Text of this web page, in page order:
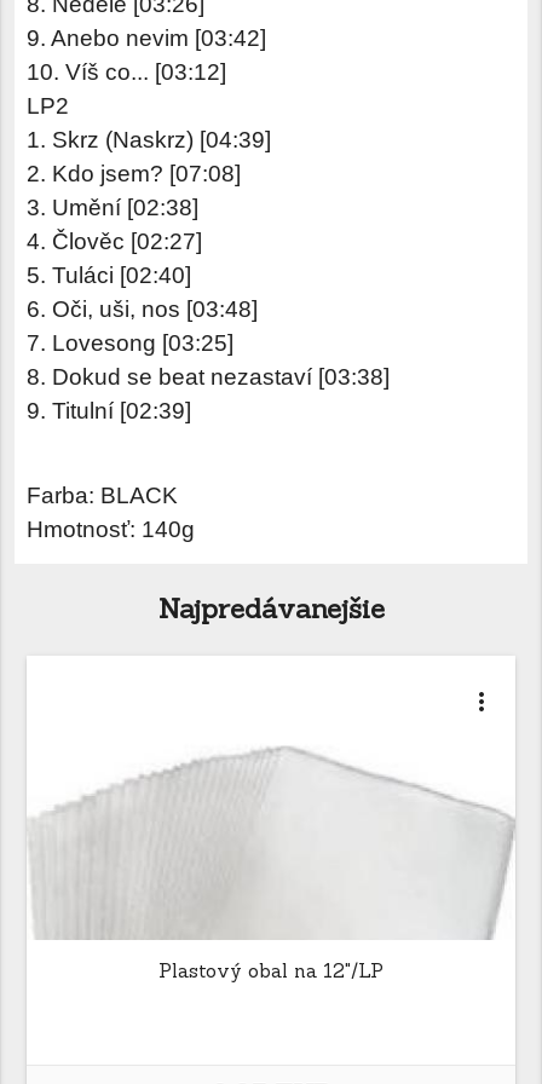
9. Anebo nevim [03:42]
10. Víš co... [03:12]
LP2
1. Skrz (Naskrz) [04:39]
2. Kdo jsem? [07:08]
3. Umění [02:38]
4. Člověc [02:27]
5. Tuláci [02:40]
6. Oči, uši, nos [03:48]
7. Lovesong [03:25]
8. Dokud se beat nezastaví [03:38]
9. Titulní [02:39]
Farba: BLACK
Hmotnosť: 140g
Najpredávanejšie
more_vert
Plastový obal na 12"/LP